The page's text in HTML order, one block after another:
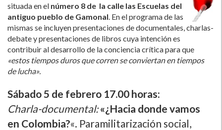
situada en el número 8 de la calle las Escuelas del
antiguo pueblo de Gamonal. En el programa de las
mismas se incluyen presentaciones de documentales, charlas-
debate y presentaciones de libros cuya intención es
contribuir al desarrollo de la conciencia crí­tica para que
«estos tiempos duros que corren se conviertan en tiempos
de lucha».
Sábado 5 de febrero 17.00 horas:
Charla-documental: «¿Hacia donde vamos
en Colombia?«. Paramilitarización social,